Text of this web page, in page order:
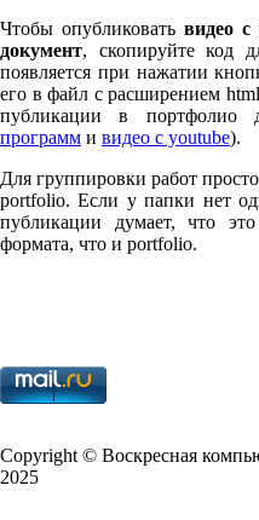
Чтобы опубликовать видео с
документ, скопируйте код
появляется при нажатии
его в файл с расширением
публикации в портфолио
программ и видео с youtube).
Для группировки работ
port­fo­lio. Если у папки нет
публикации думает, что
формата, что и port­fo­lio.
Copy­right © Воскресная
2025